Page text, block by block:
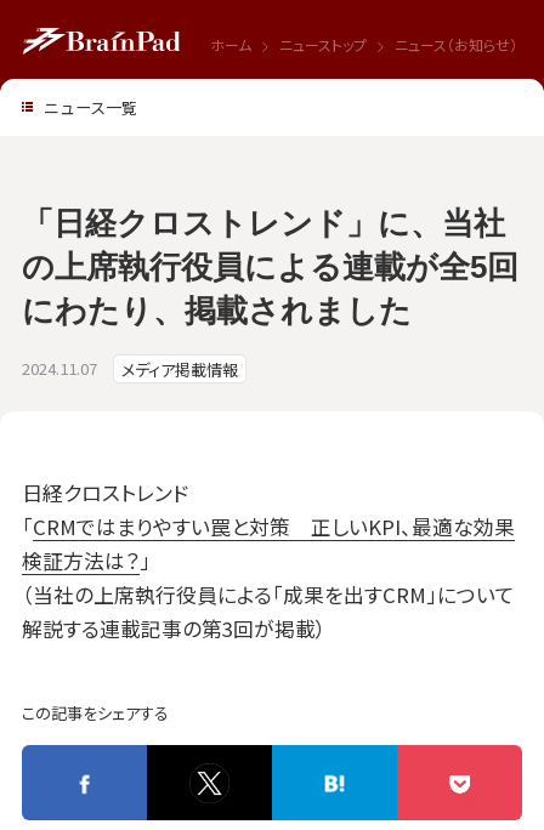
ホーム ニューストップ ニュース（お知らせ）
2024.11.07 メディア掲載情報
「日経クロストレンド」に、当社
の上席執行役員による連載が全5回
にわたり、掲載されました
日経クロストレンド
「CRMではまりやすい罠と対策 正しいKPI、最適な効果
検証方法は？」
（当社の上席執行役員による「成果を出すCRM」について
解説する連載記事の第3回が掲載）
この記事をシェアする
ニュース一覧